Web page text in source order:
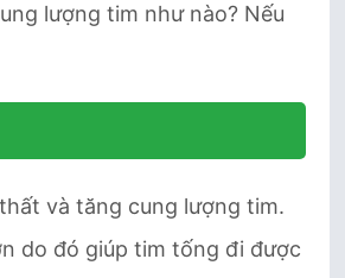
lượng tim như nào? Nếu
và tăng cung lượng tim.
do đó giúp tim tống đi được